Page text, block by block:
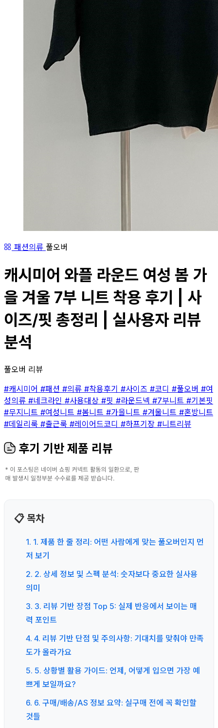
패션의류 풀오버
캐시미어 와플 라운드 여성 봄 가
을 겨울 7부 니트 착용 후기 | 사
이즈/핏 총정리 | 실사용자 리뷰
분석
풀오버 리뷰
#캐시미어 #패션 #의류 #착용후기 #사이즈 #코디 #풀오버 #여
성의류 #네크라인 #사용대상 #핏 #라운드넥 #7부니트 #기본핏
#무지니트 #여성니트 #봄니트 #가을니트 #겨울니트 #혼방니트
#데일리룩 #출근룩 #레이어드코디 #하프기장 #니트리뷰
후기 기반 제품 리뷰
📋 목차
1. 1. 제품 한 줄 정리: 어떤 사람에게 맞는 풀오버인지 먼
저 보기
2. 2. 상세 정보 및 스펙 분석: 숫자보다 중요한 실사용
의미
3. 3. 리뷰 기반 장점 Top 5: 실제 반응에서 보이는 매
력 포인트
4. 4. 리뷰 기반 단점 및 주의사항: 기대치를 맞춰야 만족
도가 올라가요
5. 5. 상황별 활용 가이드: 언제, 어떻게 입으면 가장 예
쁘게 보일까요?
6. 6. 구매/배송/AS 정보 요약: 실구매 전에 꼭 확인할
것들